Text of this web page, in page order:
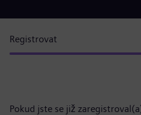
Registrovat
Pokud jste se již